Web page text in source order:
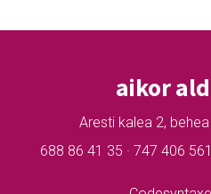
aikor
Aresti kalea 2,
688 86 41 35 · 747 406